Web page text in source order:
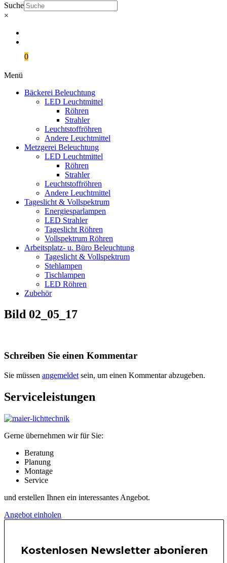
Suche
×
0
Menü
Bäckerei Beleuchtung
LED Leuchtmittel
Röhren
Strahler
Leuchtstoffröhren
Andere Leuchtmittel
Metzgerei Beleuchtung
LED Leuchtmittel
Röhren
Strahler
Leuchtstoffröhren
Andere Leuchtmittel
Tageslicht & Vollspektrum
Energiesparlampen
LED Strahler
Tageslicht Röhren
Vollspektrum Röhren
Arbeitsplatz- u. Büro Beleuchtung
Tageslicht & Vollspektrum
Stehlampen
Tischlampen
LED Röhren
Zubehör
Bild 02_05_17
Schreiben Sie einen Kommentar
Sie müssen angemeldet sein, um einen Kommentar abzugeben.
Serviceleistungen
Gerne übernehmen wir für Sie:
Beratung
Planung
Montage
Service
und erstellen Ihnen ein interessantes Angebot.
Angebot einholen
Kostenlosen Newsletter abonieren